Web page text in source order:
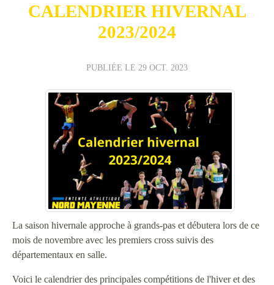
CALENDRIER HIVERNAL
2023/2024
PUBLIÉE LE 29 OCT. 2023
La saison hivernale approche à grands-pas et débutera lors de ce
mois de novembre avec les premiers cross suivis des
départementaux en salle.
Voici le calendrier des principales compétitions de l'hiver et des